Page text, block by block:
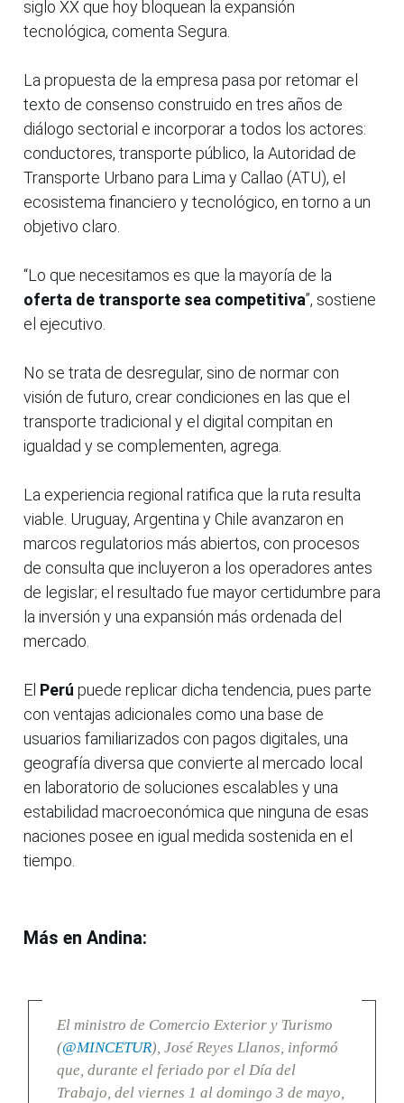
siglo XX que hoy bloquean la expansión
tecnológica, comenta Segura.
La propuesta de la empresa pasa por retomar el
texto de consenso construido en tres años de
diálogo sectorial e incorporar a todos los actores:
conductores, transporte público, la Autoridad de
Transporte Urbano para Lima y Callao (ATU), el
ecosistema financiero y tecnológico, en torno a un
objetivo claro.
“Lo que necesitamos es que la mayoría de la
oferta de transporte sea competitiva”, sostiene
el ejecutivo.
No se trata de desregular, sino de normar con
visión de futuro, crear condiciones en las que el
transporte tradicional y el digital compitan en
igualdad y se complementen, agrega.
La experiencia regional ratifica que la ruta resulta
viable. Uruguay, Argentina y Chile avanzaron en
marcos regulatorios más abiertos, con procesos
de consulta que incluyeron a los operadores antes
de legislar; el resultado fue mayor certidumbre para
la inversión y una expansión más ordenada del
mercado.
El Perú puede replicar dicha tendencia, pues parte
con ventajas adicionales como una base de
usuarios familiarizados con pagos digitales, una
geografía diversa que convierte al mercado local
en laboratorio de soluciones escalables y una
estabilidad macroeconómica que ninguna de esas
naciones posee en igual medida sostenida en el
tiempo.
Más en Andina:
El ministro de Comercio Exterior y Turismo
(@MINCETUR), José Reyes Llanos, informó
que, durante el feriado por el Día del
Trabajo, del viernes 1 al domingo 3 de mayo,